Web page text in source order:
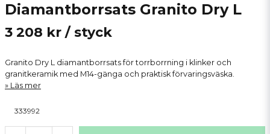
Diamantborrsats Granito Dry L
3 208 kr / styck
Granito Dry L diamantborrsats för torrborrning i klinker och
granitkeramik med M14-gänga och praktisk förvaringsväska.
Läs mer
333992